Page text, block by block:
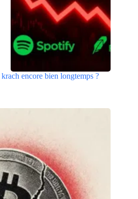
encore bien longtemps ?